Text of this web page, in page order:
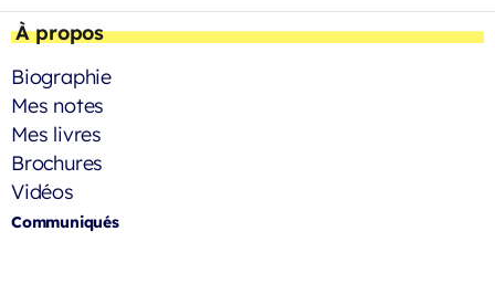
À propos
Biographie
Mes notes
Mes livres
Brochures
Vidéos
Communiqués